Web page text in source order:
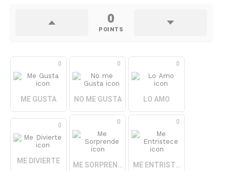
0
POINTS
0
ME GUSTA
0
NO ME GUSTA
0
LO AMO
0
ME DIVIERTE
0
ME SORPRENDE
0
ME ENTRISTECE